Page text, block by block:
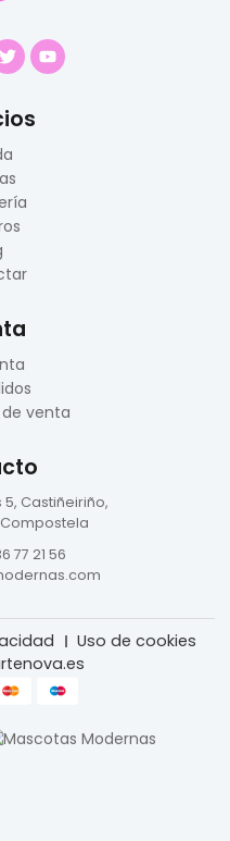
venta
5, Castiñeiriño,
77 21 56
Uso de cookies